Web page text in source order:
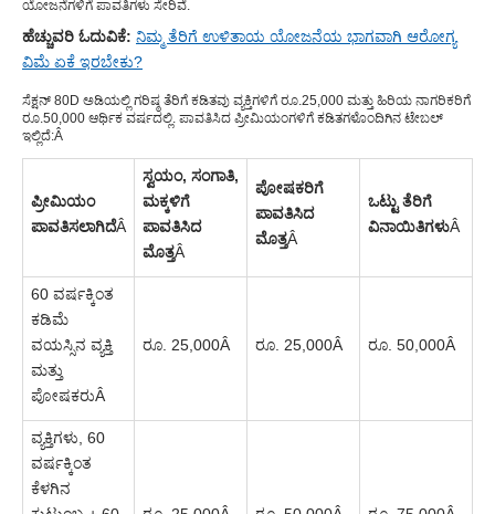
ಯೋಜನೆಗಳಿಗೆ ಪಾವತಿಗಳು ಸೇರಿವೆ.
ಹೆಚ್ಚುವರಿ ಓದುವಿಕೆ: ನಿಮ್ಮ ತೆರಿಗೆ ಉಳಿತಾಯ ಯೋಜನೆಯ ಭಾಗವಾಗಿ ಆರೋಗ್ಯ
ವಿಮೆ ಏಕೆ ಇರಬೇಕು?
ಸೆಕ್ಷನ್ 80D ಅಡಿಯಲ್ಲಿ ಗರಿಷ್ಠ ತೆರಿಗೆ ಕಡಿತವು ವ್ಯಕ್ತಿಗಳಿಗೆ ರೂ.25,000 ಮತ್ತು ಹಿರಿಯ ನಾಗರಿಕರಿಗೆ
ರೂ.50,000 ಆರ್ಥಿಕ ವರ್ಷದಲ್ಲಿ. ಪಾವತಿಸಿದ ಪ್ರೀಮಿಯಂಗಳಿಗೆ ಕಡಿತಗಳೊಂದಿಗಿನ ಟೇಬಲ್
ಇಲ್ಲಿದೆ:Â
ಪ್ರೀಮಿಯಂ
ಪಾವತಿಸಲಾಗಿದೆÂ
ಸ್ವಯಂ, ಸಂಗಾತಿ,
ಮಕ್ಕಳಿಗೆ
ಪಾವತಿಸಿದ
ಮೊತ್ತÂ
ಪೋಷಕರಿಗೆ
ಪಾವತಿಸಿದ
ಮೊತ್ತÂ
ಒಟ್ಟು ತೆರಿಗೆ
ವಿನಾಯಿತಿಗಳುÂ
60 ವರ್ಷಕ್ಕಿಂತ
ಕಡಿಮೆ
ವಯಸ್ಸಿನ ವ್ಯಕ್ತಿ
ಮತ್ತು
ಪೋಷಕರುÂ
ರೂ. 25,000Â ರೂ. 25,000Â ರೂ. 50,000Â
ವ್ಯಕ್ತಿಗಳು, 60
ವರ್ಷಕ್ಕಿಂತ
ಕೆಳಗಿನ